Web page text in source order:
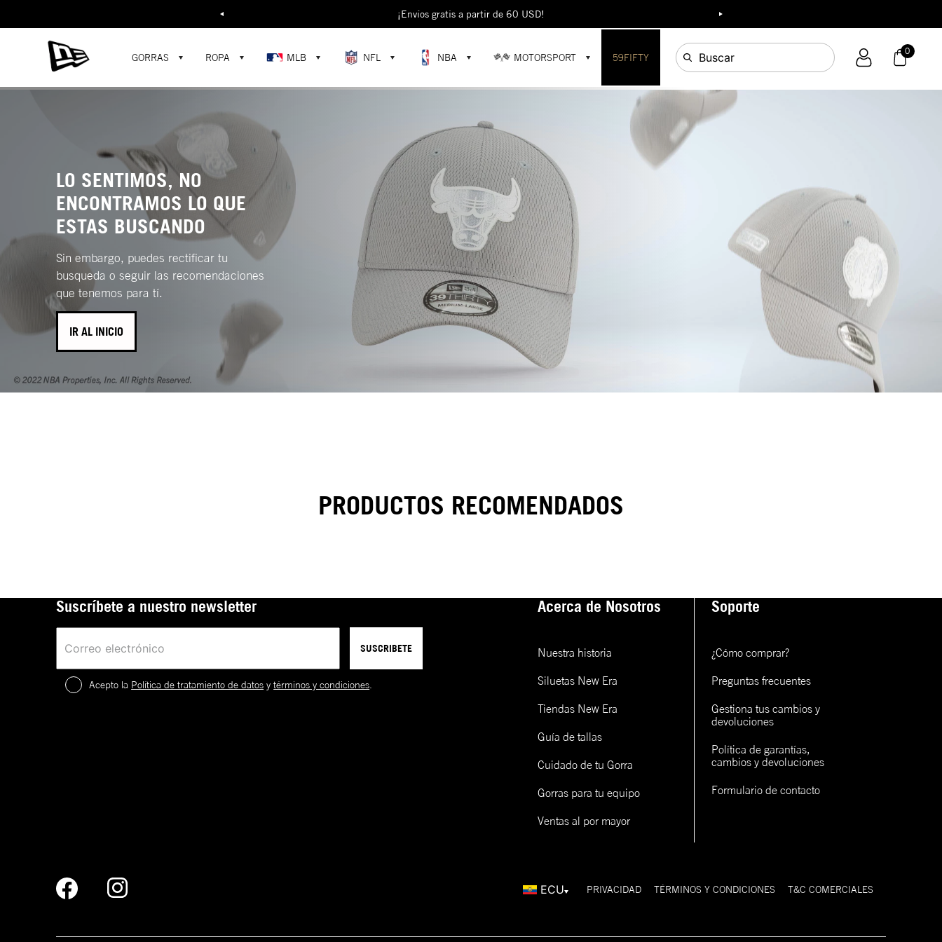
Buscar... ¡Envíos gratis a partir de 60 USD!
GORRAS ROPA MLB NFL NBA MOTORSPORT 59FIFTY Buscar 0
LO SENTIMOS, NO
ENCONTRAMOS LO QUE
ESTAS BUSCANDO
Sin embargo, puedes rectificar tu
busqueda o seguir las recomendaciones
que tenemos para tí.
IR AL INICIO
PRODUCTOS RECOMENDADOS
Suscríbete a nuestro newsletter
SUSCRIBETE
Acepto la Política de tratamiento de datos ytérminos y condiciones
Acerca de Nosotros
Nuestra historia
Siluetas New Era
Tiendas New Era
Guía de tallas
Cuidado de tu Gorra
Gorras para tu equipo
Ventas al por mayor
Soporte
¿Cómo comprar?
Preguntas frecuentes
Gestiona tus cambios y
devoluciones
Política de garantías,
cambios y devoluciones
Formulario de contacto
ECU PRIVACIDAD TÉRMINOS Y CONDICIONES T&C COMERCIALES